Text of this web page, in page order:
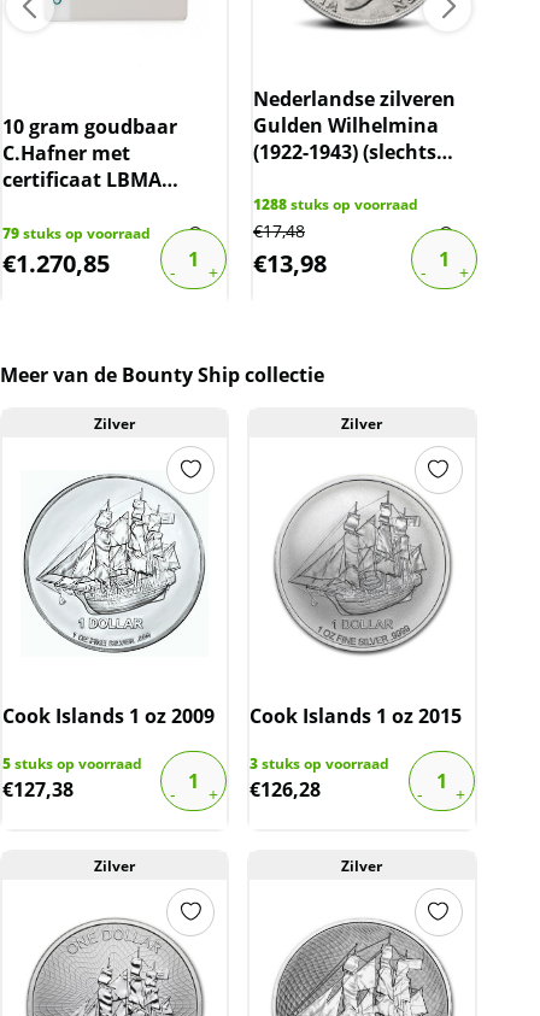
10 gram goudbaar
C.Hafner met
certificaat LBMA
79stuks op voorraad
€1.270,85
Nederlandse zilveren
Gulden Wilhelmina
(1922-1943) (slechts
1288stuks op voorraad
€17,48
€13,98
Meer van de Bounty Ship collectie
Zilver
Cook Islands 1 oz 2009
5stuks op voorraad
€127,38
Zilver
Cook Islands 1 oz 2015
3stuks op voorraad
€126,28
Zilver Zilver